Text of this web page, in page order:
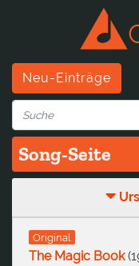
Neu-Einträge
Song-Seite
Original
The Magic Book(